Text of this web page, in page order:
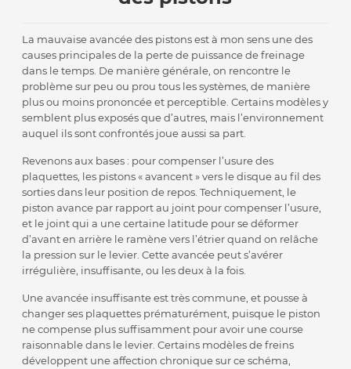
La mauvaise avancée des pistons est à mon sens une des
causes principales de la perte de puissance de freinage
dans le temps. De manière générale, on rencontre le
problème sur peu ou prou tous les systèmes, de manière
plus ou moins prononcée et perceptible. Certains modèles y
semblent plus exposés que d’autres, mais l’environnement
auquel ils sont confrontés joue aussi sa part.
Revenons aux bases : pour compenser l’usure des
plaquettes, les pistons « avancent » vers le disque au fil des
sorties dans leur position de repos. Techniquement, le
piston avance par rapport au joint pour compenser l’usure,
et le joint qui a une certaine latitude pour se déformer
d’avant en arrière le ramène vers l’étrier quand on relâche
la pression sur le levier. Cette avancée peut s’avérer
irrégulière, insuffisante, ou les deux à la fois.
Une avancée insuffisante est très commune, et pousse à
changer ses plaquettes prématurément, puisque le piston
ne compense plus suffisamment pour avoir une course
raisonnable dans le levier. Certains modèles de freins
développent une affection chronique sur ce schéma,